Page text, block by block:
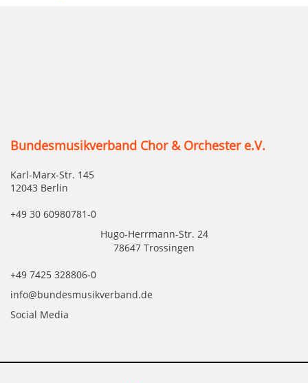
Bundesmusikverband Chor & Orchester e.V.
Karl-Marx-Str. 145
12043 Berlin
+49 30 60980781-0
Hugo-Herrmann-Str. 24
78647 Trossingen
+49 7425 328806-0
info@bundesmusikverband.de
Social Media